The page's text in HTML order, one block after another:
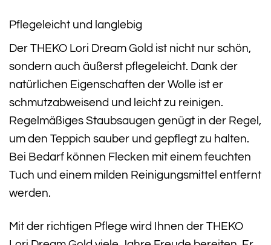
Pflegeleicht und langlebig
Der THEKO Lori Dream Gold ist nicht nur schön,
sondern auch äußerst pflegeleicht. Dank der
natürlichen Eigenschaften der Wolle ist er
schmutzabweisend und leicht zu reinigen.
Regelmäßiges Staubsaugen genügt in der Regel,
um den Teppich sauber und gepflegt zu halten.
Bei Bedarf können Flecken mit einem feuchten
Tuch und einem milden Reinigungsmittel entfernt
werden.
Mit der richtigen Pflege wird Ihnen der THEKO